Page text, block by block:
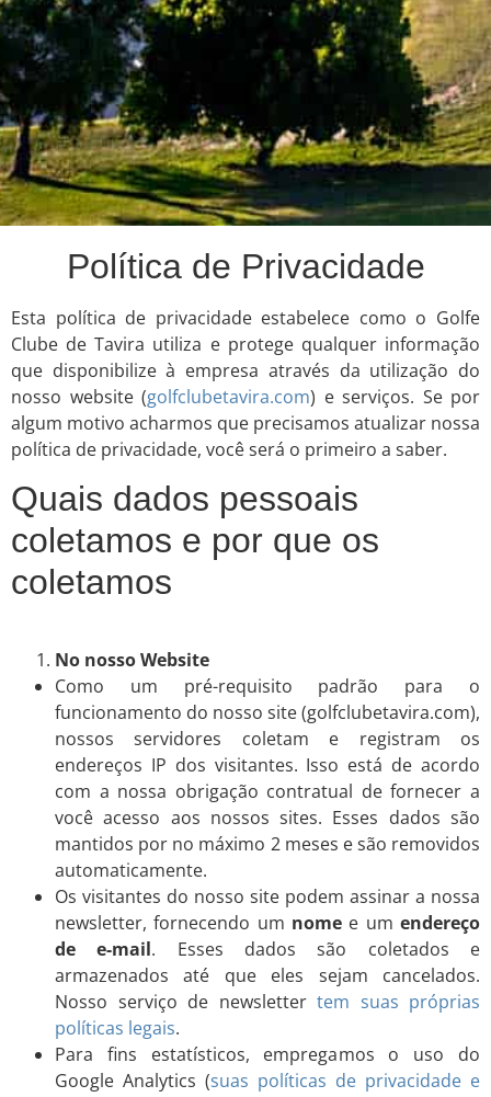
Política de Privacidade
Esta política de privacidade estabelece como o Golfe
Clube de Tavira utiliza e protege qualquer informação
que disponibilize à empresa através da utilização do
nosso website (golfclubetavira.com) e serviços. Se por
algum motivo acharmos que precisamos atualizar nossa
política de privacidade, você será o primeiro a saber.
Quais dados pessoais
coletamos e por que os
coletamos
No nosso Website
Como um pré-requisito padrão para o
funcionamento do nosso site (golfclubetavira.com),
nossos servidores coletam e registram os
endereços IP dos visitantes. Isso está de acordo
com a nossa obrigação contratual de fornecer a
você acesso aos nossos sites. Esses dados são
mantidos por no máximo 2 meses e são removidos
automaticamente.
Os visitantes do nosso site podem assinar a nossa
newsletter, fornecendo um nome e um endereço
de e-mail. Esses dados são coletados e
armazenados até que eles sejam cancelados.
Nosso serviço de newsletter tem suas próprias
políticas legais.
Para fins estatísticos, empregamos o uso do
Google Analytics (suas políticas de privacidade e